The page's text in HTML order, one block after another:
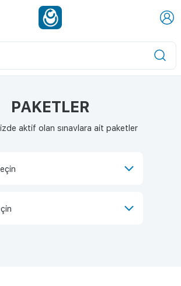
PAKETLER
aktif olan sınavlara ait paketler